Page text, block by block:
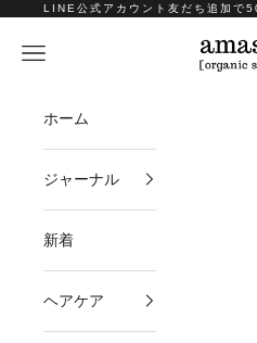
コンテンツへスキップ
LINE公式アカウント友だち追加で
amasia
メニュー
ホーム
ジャーナル
新着
ヘアケア